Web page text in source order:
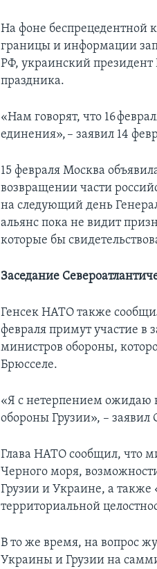
На фоне беспрецедентной
границы и информации
РФ, украинский президент
праздника.
«Нам говорят, что 16
единения», – заявил 14
15 февраля Москва
возвращении части
на следующий день
альянс пока не видит
которые бы
Заседание
Генсек НАТО также
февраля примут участие в
министров обороны,
Брюсселе.
«Я с нетерпением ожидаю
обороны Грузии», –
Глава НАТО сообщил, что
Черного моря,
Грузии и Украине, а также
территориальной
В то же время, на вопрос
Украины и Грузии на